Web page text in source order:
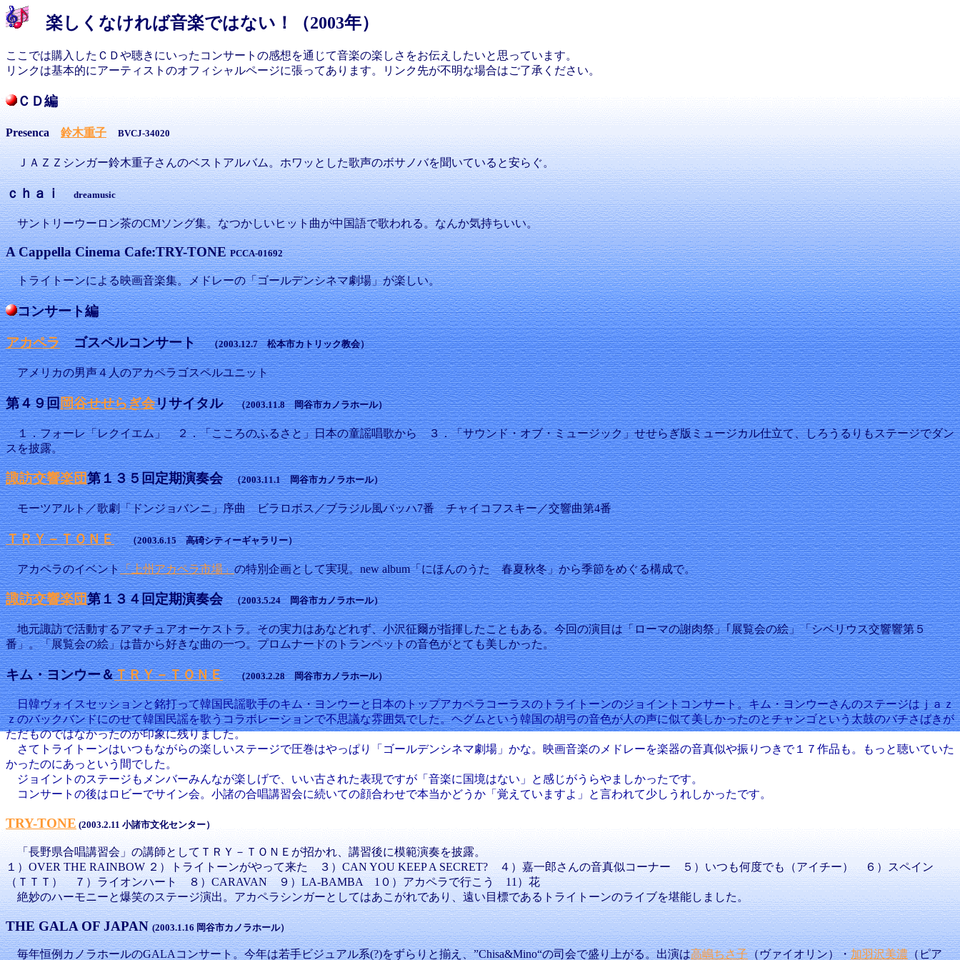
楽しくなければ音楽ではない！（2003年）
ここでは購入したＣＤや聴きにいったコンサートの感想を通じて音楽の楽しさをお伝えしたいと思っています。
リンクは基本的にアーティストのオフィシャルページに張ってあります。リンク先が不明な場合はご了承ください。
ＣＤ編
Presenca 鈴木重子 BVCJ-34020
ＪＡＺＺシンガー鈴木重子さんのベストアルバム。ホワッとした歌声のボサノバを聞いていると安らぐ。
ｃｈａｉdreamusic
サントリーウーロン茶のCMソング集。なつかしいヒット曲が中国語で歌われる。なんか気持ちいい。
A Cappella Cinema Cafe:TRY-TONEPCCA-01692
トライトーンによる映画音楽集。メドレーの「ゴールデンシネマ劇場」が楽しい。
コンサート編
アカペラゴスペルコンサート（2003.12.7 松本市カトリック教会）
アメリカの男声４人のアカペラゴスペルユニット
第４９回岡谷せせらぎ会リサイタル（2003.11.8 岡谷市カノラホール）
１．フォーレ「レクイエム」 ２．「こころのふるさと」日本の童謡唱歌から ３．「サウンド・オブ・ミュージック」せせらぎ版ミュージカル仕立て、しろうるりもステージでダン
スを披露。
諏訪交響楽団第１３５回定期演奏会（2003.11.1 岡谷市カノラホール）
モーツアルト／歌劇「ドンジョバンニ」序曲 ビラロボス／ブラジル風バッハ7番 チャイコフスキー／交響曲第4番
ＴＲＹ－ＴＯＮＥ （2003.6.15 高碕シティーギャラリー）
アカペラのイベント「上州アカペラ市場」 の特別企画として実現。new album「にほんのうた 春夏秋冬」から季節をめぐる構成で。
諏訪交響楽団第１３４回定期演奏会（2003.5.24 岡谷市カノラホール）
地元諏訪で活動するアマチュアオーケストラ。その実力はあなどれず、小沢征爾が指揮したこともある。今回の演目は「ローマの謝肉祭」｢展覧会の絵」「シベリウス交響響第５
番」。「展覧会の絵」は昔から好きな曲の一つ。プロムナードのトランペットの音色がとても美しかった。
キム・ヨンウー＆ＴＲＹ－ＴＯＮＥ （2003.2.28 岡谷市カノラホール）
日韓ヴォイスセッションと銘打って韓国民謡歌手のキム・ヨンウーと日本のトップアカペラコーラスのトライトーンのジョイントコンサート。キム・ヨンウーさんのステージはｊａｚ
ｚのバックバンドにのせて韓国民謡を歌うコラボレーションで不思議な雰囲気でした。ヘグムという韓国の胡弓の音色が人の声に似て美しかったのとチャンゴという太鼓のバチさばきが
ただものではなかったのが印象に残りました。
さてトライトーンはいつもながらの楽しいステージで圧巻はやっぱり「ゴールデンシネマ劇場」かな。映画音楽のメドレーを楽器の音真似や振りつきで１７作品も。もっと聴いていた
かったのにあっという間でした。
ジョイントのステージもメンバーみんなが楽しげで、いい古された表現ですが「音楽に国境はない」と感じがうらやましかったです。
コンサートの後はロビーでサイン会。小諸の合唱講習会に続いての顔合わせで本当かどうか「覚えていますよ」と言われて少しうれしかったです。
TRY-TONE (2003.2.11 小諸市文化センター）
「長野県合唱講習会」の講師としてＴＲＹ－ＴＯＮＥが招かれ、講習後に模範演奏を披露。
１）OVER THE RAINBOW ２）トライトーンがやって来た ３）CAN YOU KEEP A SECRET? ４）嘉一郎さんの音真似コーナー ５）いつも何度でも（アイチー） ６）スペイン
（ＴＴＴ） ７）ライオンハート ８）CARAVAN ９）LA-BAMBA 1０）アカペラで行こう 11）花
絶妙のハーモニーと爆笑のステージ演出。アカペラシンガーとしてはあこがれであり、遠い目標であるトライトーンのライブを堪能しました。
THE GALA OF JAPAN(2003.1.16 岡谷市カノラホール）
毎年恒例カノラホールのGALAコンサート。今年は若手ビジュアル系(?)をずらりと揃え、”Chisa&Mino“の司会で盛り上がる。出演は高嶋ちさ子（ヴァイオリン）・加羽沢美濃（ピア